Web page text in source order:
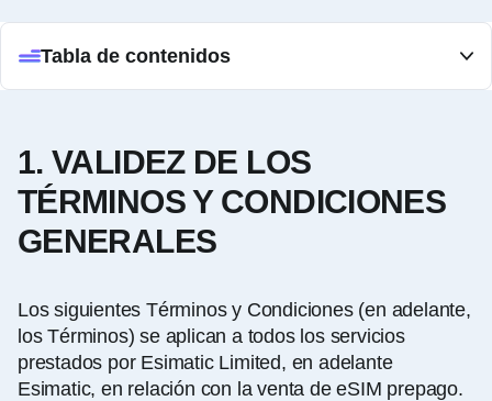
Tabla de contenidos
1. VALIDEZ DE LOS
TÉRMINOS Y CONDICIONES
GENERALES
Los siguientes Términos y Condiciones (en adelante,
los Términos) se aplican a todos los servicios
prestados por Esimatic Limited, en adelante
Esimatic, en relación con la venta de eSIM prepago.